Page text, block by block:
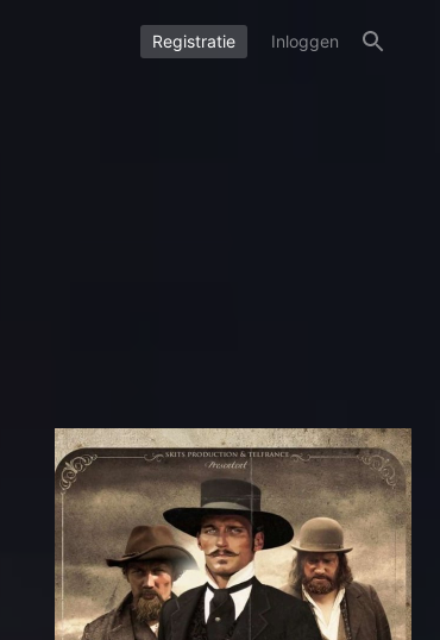
Registratie Inloggen